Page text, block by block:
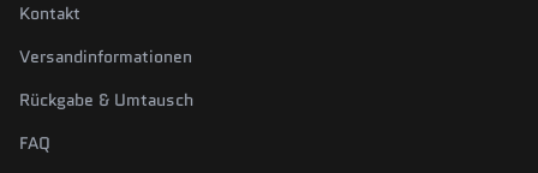
Kontakt
Versandinformationen
Rückgabe & Umtausch
FAQ